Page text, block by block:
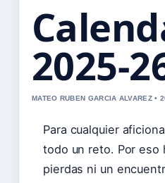
2025-
MATEO RUBEN GARCIA ALVAREZ •
Para cualquier
todo un reto. Por eso
pierdas ni un